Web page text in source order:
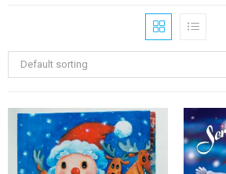
Default sorting